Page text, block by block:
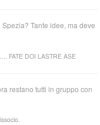
Tante idee, ma deve
FATE DOI LASTRE ASE
restano tutti in gruppo con